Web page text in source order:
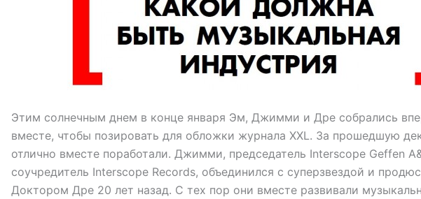
Этим солнечным днем в конце января Эм, Джимми и Дре собрались
вместе, чтобы позировать для обложки журнала XXL. За прошедшую
отлично вместе поработали. Джимми, председатель Interscope Geffen
соучредитель Interscope Records, объединился с суперзвездой и
Доктором Дре 20 лет назад. С тех пор они вместе развивали